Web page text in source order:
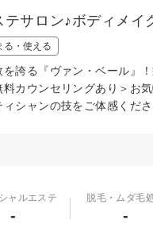
サロン♪ボディメ
る・使える
を誇る『ヴァン・ベール
カウンセリングあり＞お
シャンの技をご体感くださ
ャルエステ
-
脱毛・ムダ毛
-